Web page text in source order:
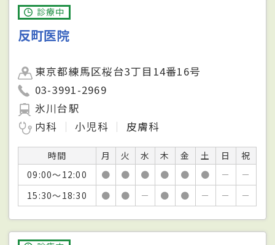
診療中
反町医院
東京都練馬区桜台3丁目14番16号
03-3991-2969
氷川台駅
内科
小児科 皮膚科
時間 月 火 水 木 金 土 日
祝
09:00～12:00
● ● ● ● ● ● －
－
15:30～18:30
● ● － ● ● － － －